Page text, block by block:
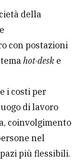
della
con postazioni
hot-desk e
i costi per
di lavoro
coinvolgimento
nel
più flessibili.